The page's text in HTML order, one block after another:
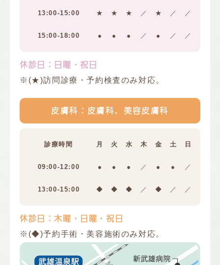
13:00-15:00 ★ ★ ★ ／ ★ ／ ／
15:00-18:00 ● ● ● ／ ● ／ ／
休診日：日曜・祝日
※(★)訪問診療・予約検査のみ対応。
皮膚科：皮膚科、美容皮膚科
診療時間 月 火 水 木 金 土 日
09:00-12:00 ● ● ● ／ ● ● ／
13:00-15:00 ◆ ◆ ◆ ／ ◆ ／ ／
休診日：木曜・日曜・祝日
※(◆)予約手術・美容施術のみ対応。